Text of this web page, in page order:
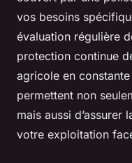
vos besoins
évaluation régulière
protection continue
agricole en
permettent non
mais aussi d’assurer
votre exploitation